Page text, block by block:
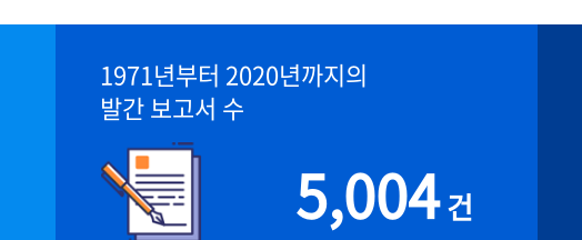
1971년부터 2020년까지의
발간 보고서 수
5,004건